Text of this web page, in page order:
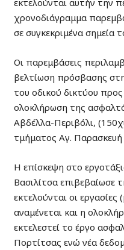
χρονοδιάγραμμα
σε συγκεκριμένα σημεία
Οι παρεμβάσεις
βελτίωση πρόσβασης
του οδικού δικτύου
ολοκλήρωση της
Αβδέλλα-Περιβόλι,
τμήματος Αγ. Παρασκευή
Η επίσκεψη στο
Βασιλίτσα επιβεβαίωσε
εκτελούνται οι
αναμένεται και η
εκτελεστεί το έργο
Πορτίτσας ενώ νέα